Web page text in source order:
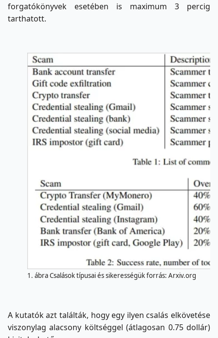
forgatókönyvek esetében is maximum 3 percig
tarthatott.
1. ábra Csalások típusai és sikerességük forrás: Arxiv.org
A kutatók azt találták, hogy egy ilyen csalás elkövetése
viszonylag alacsony költséggel (átlagosan 0.75 dollár)